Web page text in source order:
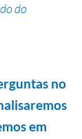
do
no
em